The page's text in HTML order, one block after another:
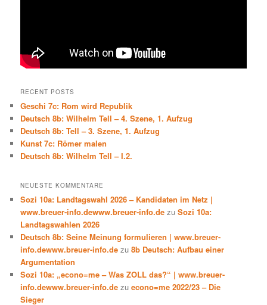
RECENT POSTS
Geschi 7c: Rom wird Republik
Deutsch 8b: Wilhelm Tell – 4. Szene, 1. Aufzug
Deutsch 8b: Tell – 3. Szene, 1. Aufzug
Kunst 7c: Römer malen
Deutsch 8b: Wilhelm Tell – I.2.
NEUESTE KOMMENTARE
Sozi 10a: Landtagswahl 2026 – Kandidaten im Netz |
www.breuer-info.dewww.breuer-info.de zuSozi 10a:
Landtagswahlen 2026
Deutsch 8b: Seine Meinung formulieren | www.breuer-
info.dewww.breuer-info.de zu8b Deutsch: Aufbau einer
Argumentation
Sozi 10a: „econo=me – Was ZOLL das?“ | www.breuer-
info.dewww.breuer-info.de zuecono=me 2022/23 – Die
Sieger